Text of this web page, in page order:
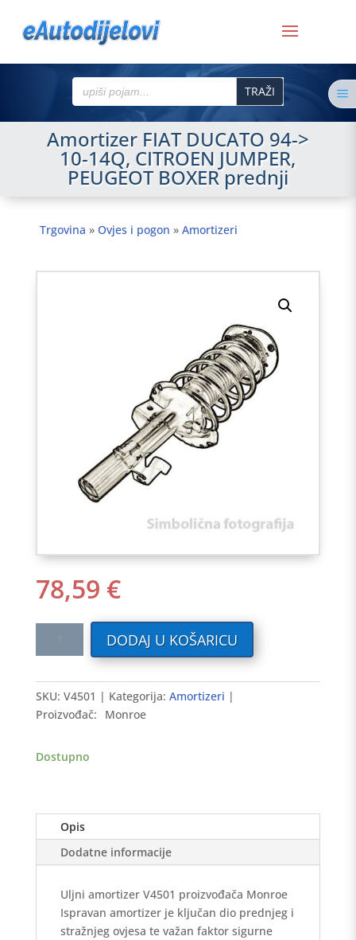
Search
for:
Amortizer FIAT DUCATO 94->
10-14Q, CITROEN JUMPER,
PEUGEOT BOXER prednji
Trgovina » Ovjes i pogon » Amortizeri
78,59 €
94-
>
10-
CITROEN
BOXER
prednji
količina
DODAJ U KOŠARICU
SKU: V4501 Kategorija: Amortizeri
Proizvođač:
Monroe
Dostupno
Opis
Dodatne informacije
Uljni amortizer V4501 proizvođača Monroe
Ispravan amortizer je ključan dio prednjeg i
stražnjeg ovjesa te važan faktor sigurne
a